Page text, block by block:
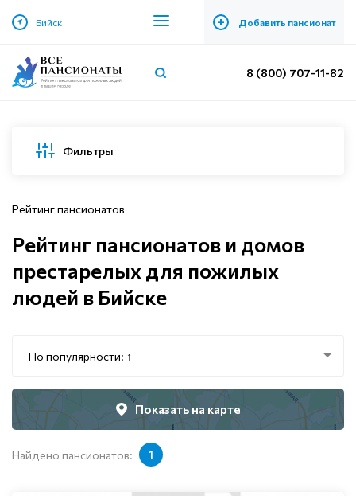
Бийск + Добавить пансионат
8 (800) 707-11-82
Фильтры
Рейтинг пансионатов
Рейтинг пансионатов и домов
престарелых для пожилых
людей в Бийске
По популярности: ↑
Показать на карте
Найдено пансионатов: 1